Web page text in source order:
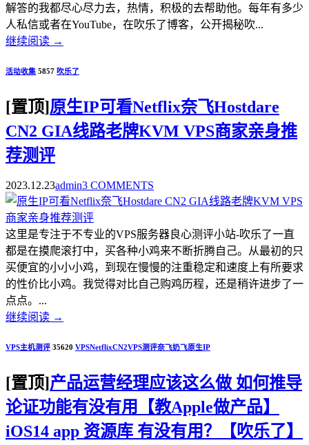
解答的我都尽心尽力去，热情，积极的去帮助他。每年有多少
人私信或者在YouTube，在吹乐了博客，公开揭秘吹...
继续阅读 →
活动收集 5857 吹乐了
[置顶]原生IP可看Netflix奈飞Hostdare
CN2 GIA线路老牌KVM VPS商家亲身推
荐测评
2023.12.23admin3 COMMENTS
这里是专注于不专业的VPS服务器良心测评小站-吹乐了一直
都是在摸爬滚打中，买各种小鸡来不断折腾自己。从最初的只
买便宜的小小小鸡，到现在慢慢的注重稳定和速度上有所要求
的性价比小鸡。我觉得对比自己购鸡历程，还是稍许进步了一
点点。...
继续阅读 →
VPS主机测评 35620 VPSNetflixCN2VPS测评奈飞奶飞原生IP
[置顶]产品运营经理应该这么做 如何推导
论证功能有没有用【教Apple做产品】
iOS14 app 资源库 有没有用？【吹乐了】